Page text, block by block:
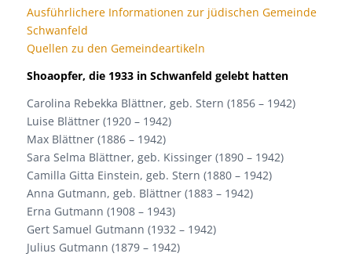
Ausführlichere Informationen zur jüdischen Gemeinde
Schwanfeld
Quellen zu den Gemeindeartikeln
Shoaopfer, die 1933 in Schwanfeld gelebt hatten
Carolina Rebekka Blättner, geb. Stern (1856 – 1942)
Luise Blättner (1920 – 1942)
Max Blättner (1886 – 1942)
Sara Selma Blättner, geb. Kissinger (1890 – 1942)
Camilla Gitta Einstein, geb. Stern (1880 – 1942)
Anna Gutmann, geb. Blättner (1883 – 1942)
Erna Gutmann (1908 – 1943)
Gert Samuel Gutmann (1932 – 1942)
Julius Gutmann (1879 – 1942)